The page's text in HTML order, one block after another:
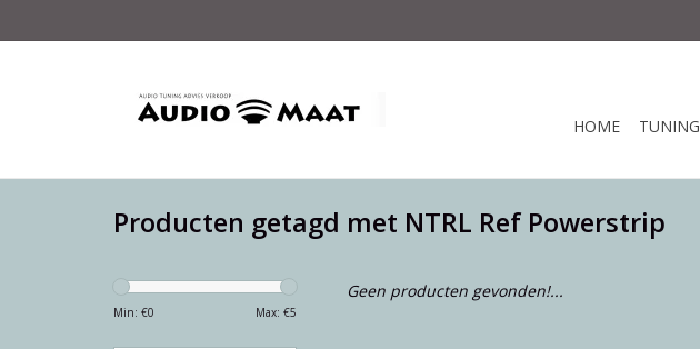
HOME TUNING
Producten getagd met NTRL Ref Powerstrip
Min: €0 Max: €5
Geen producten gevonden!...